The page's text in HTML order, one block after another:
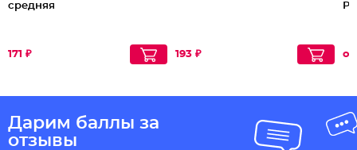
средняя
171 ₽ 193 ₽ от
Дарим баллы за
отзывы